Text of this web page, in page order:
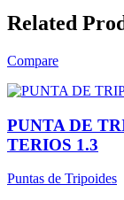
Related
Compare
PUNTA DE
TERIOS 1.3
Puntas de Tripoides